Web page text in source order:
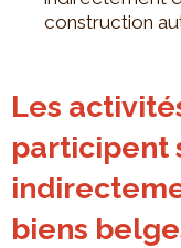
construction
Les
participent
biens